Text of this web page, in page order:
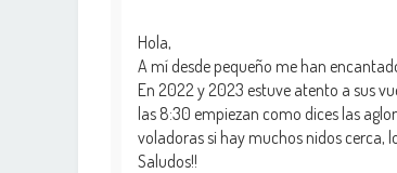
Hola,
A mí desde pequeño me han
En 2022 y 2023 estuve atento a sus
las 8:30 empiezan como dices las
voladoras si hay muchos nidos cerca,
Saludos!!